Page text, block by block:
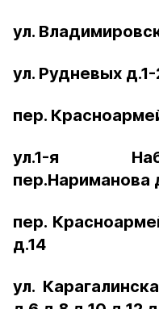
ул.
ул. Рудневых
пер.
ул.1-я
пер.Нариманова
пер.
д.14
ул.